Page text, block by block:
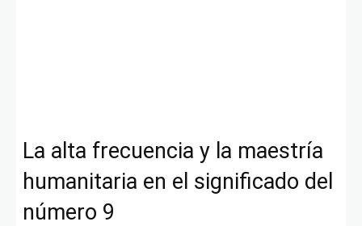
La alta frecuencia y la maestría
humanitaria en el significado del
número 9